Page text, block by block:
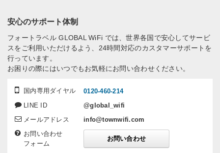
安心のサポート体制
国内専用ダイヤル
0120-460-214
LINE ID
@global_wifi
メールアドレス
info@townwifi.com
お問い合わせ
フォーム
お問い合わせ
フォートラベル GLOBAL WiFi では、世界各国で安心してサービ
スをご利用いただけるよう、24時間対応のカスタマーサポートを
行っています。
お困りの際にはいつでもお気軽にお問い合わせください。